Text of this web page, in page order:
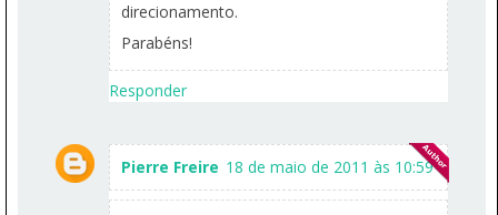
direcionamento.
Parabéns!
Responder
Pierre Freire 18 de maio de 2011 às 10:59